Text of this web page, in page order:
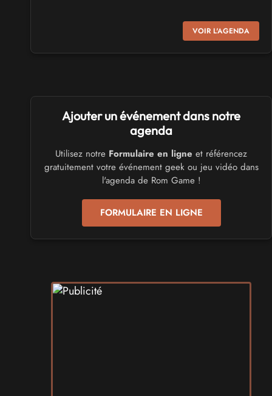
Virtual Calais - salon du jeu vidéo et des loisirs
numériques 2026
SALONS & CONVENTIONS GEEKS
Trolls et Légendes 2027
du 26 au 28 mars 2027 - à Mons
CULTURE JAPONAISE ET OTAKU
Mang'Azur 2027
les 24 et 25 avril 2027 - à Toulon
SALONS & CONVENTIONS GEEKS
Play Azur Festival 2027
SALONS & CONVENTIONS GEEKS
Art To Play 2026
VOIR L'AGENDA
Ajouter un événement dans notre
agenda
Utilisez notre Formulaire en ligne et référencez
gratuitement votre événement geek ou jeu vidéo dans
l'agenda de Rom Game !
FORMULAIRE EN LIGNE